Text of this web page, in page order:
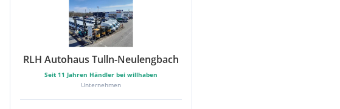
RLH Autohaus Tulln-Neulengbach
Seit 11 Jahren Händler bei willhaben
Unternehmen